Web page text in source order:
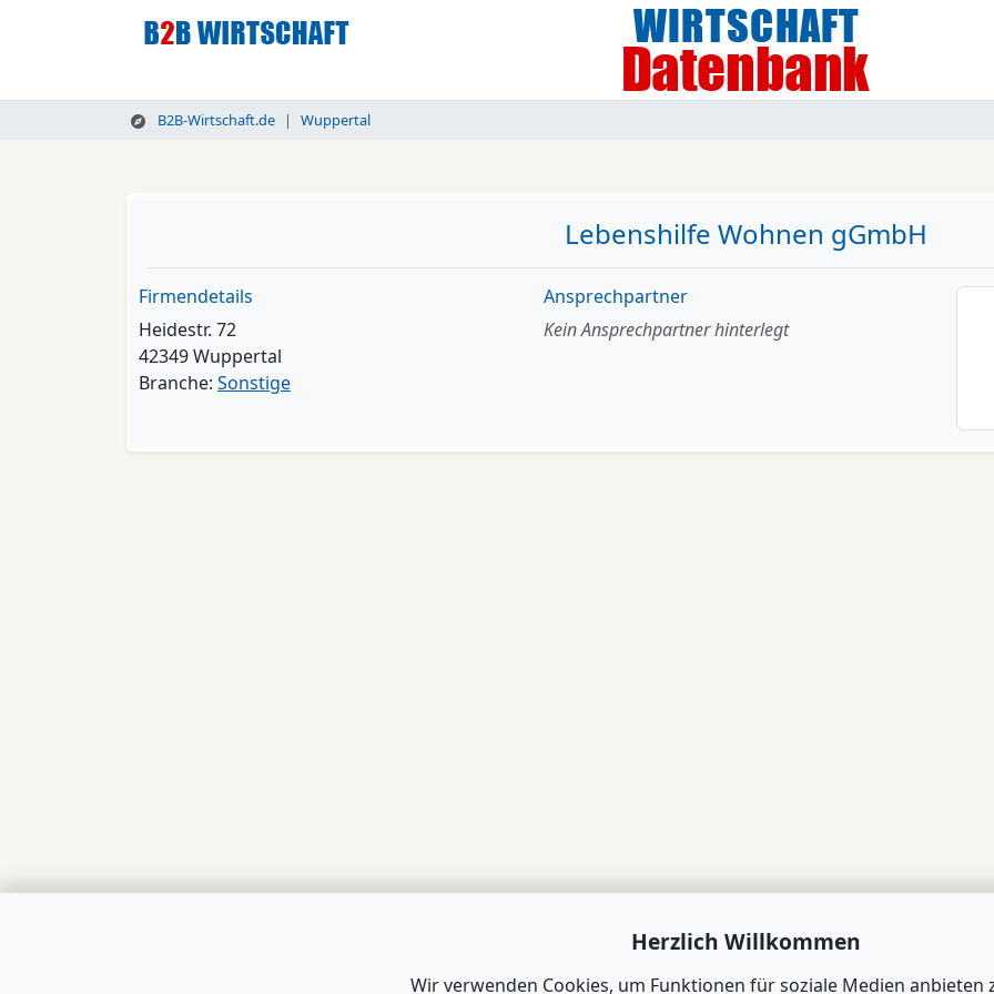
B2B-Wirtschaft.de Wuppertal
Lebenshilfe Wohnen gGmbH
Firmendetails
Heidestr. 72
42349 Wuppertal
Branche: Sonstige
Ansprechpartner
Kein Ansprechpartner hinterlegt
Herzlich Willkommen
Wir verwenden Cookies, um Funktionen für soziale Medien anbieten